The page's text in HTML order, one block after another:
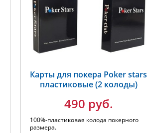
Карты для покера Poker stars
пластиковые (2 колоды)
490 руб.
100%-пластиковая колода покерного
размера.